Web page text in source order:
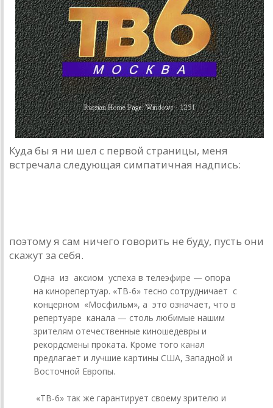
Куда бы я ни шел с первой страницы, меня
встречала следующая симпатичная надпись:
поэтому я сам ничего говорить не буду, пусть они
скажут за себя.
Одна из аксиом успеха в телеэфире — опора
на кинорепертуар. «ТВ-6» тесно сотрудничает с
концерном «Мосфильм», а это означает, что в
репертуаре канала — столь любимые нашим
зрителям отечественные киношедевры и
рекордсмены проката. Кроме того канал
предлагает и лучшие картины США, Западной и
Восточной Европы.
«ТВ-6» так же гарантирует своему зрителю и